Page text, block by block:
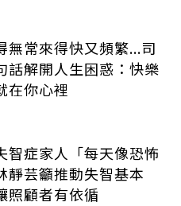
無常來得快又頻繁...司
話解開人生困惑：快樂
在你心裡
智症家人「每天像恐怖
靜芸籲推動失智基本
照顧者有依循